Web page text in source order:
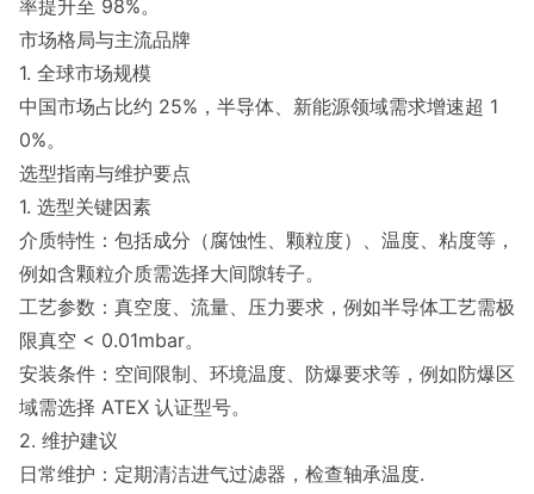
率提升至 98%。
市场格局与主流品牌
1. 全球市场规模
中国市场占比约 25%，半导体、新能源领域需求增速超 1
0%。
选型指南与维护要点
1. 选型关键因素
介质特性：包括成分（腐蚀性、颗粒度）、温度、粘度等，
例如含颗粒介质需选择大间隙转子。
工艺参数：真空度、流量、压力要求，例如半导体工艺需极
限真空 < 0.01mbar。
安装条件：空间限制、环境温度、防爆要求等，例如防爆区
域需选择 ATEX 认证型号。
2. 维护建议
日常维护：定期清洁进气过滤器，检查轴承温度.